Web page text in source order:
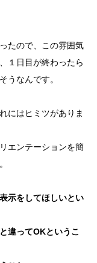
たので、この雰囲気
１日目が終わったら
うなんです。
にはヒミツがありま
エンテーションを簡
示をしてほしいとい
違ってOKというこ